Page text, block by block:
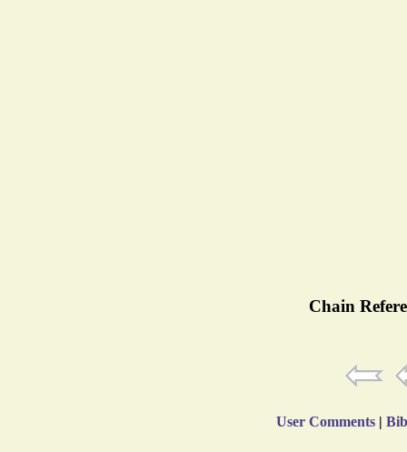
Chain
User Comments |